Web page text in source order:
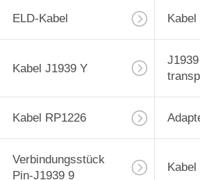
ELD-Kabel
Kabel J1939 Y
Kabel RP1226
Verbindungsstück
Pin-J1939 9